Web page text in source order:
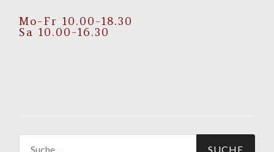
Mo-Fr 10.00-18.30
Sa 10.00-16.30